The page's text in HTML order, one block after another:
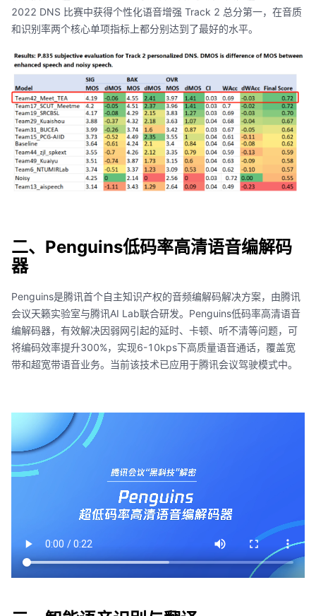
2022 DNS 比赛中获得个性化语音增强 Track 2 总分第一，在音质
和识别率两个核心单项指标上都分别达到了最好的水平。
二、Penguins低码率高清语音编解码
器
Penguins是腾讯首个自主知识产权的音频编解码解决方案，由腾讯
会议天籁实验室与腾讯AI Lab联合研发。Penguins低码率高清语音
编解码器，有效解决因弱网引起的延时、卡顿、听不清等问题，可
将编码效率提升300%，实现6-10kps下高质量语音通话，覆盖宽
带和超宽带语音业务。当前该技术已应用于腾讯会议驾驶模式中。